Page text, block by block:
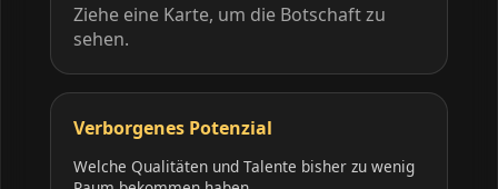
Ziehe eine Karte, um die Botschaft zu
sehen.
Verborgenes Potenzial
Welche Qualitäten und Talente bisher zu wenig